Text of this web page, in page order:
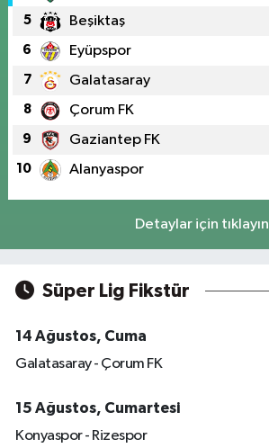
5 Beşiktaş
6 Eyüpspor
7 Galatasaray
8 Çorum FK
9 Gaziantep FK
10 Alanyaspor
Detaylar için tıklayın
Süper Lig Fikstür
14 Ağustos, Cuma
Galatasaray - Çorum FK
15 Ağustos, Cumartesi
Konyaspor - Rizespor